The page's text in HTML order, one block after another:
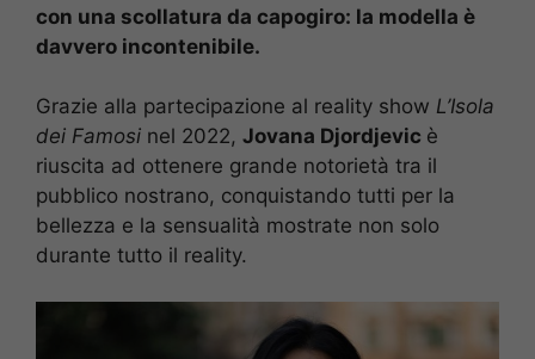
con una scollatura da capogiro: la modella è
davvero incontenibile.
Grazie alla partecipazione al reality show L’Isola
dei Famosi nel 2022, Jovana Djordjevic è
riuscita ad ottenere grande notorietà tra il
pubblico nostrano, conquistando tutti per la
bellezza e la sensualità mostrate non solo
durante tutto il reality.